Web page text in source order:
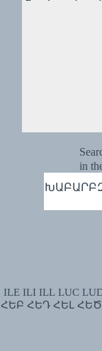
in
ILE ILI ILL LUC
ՀԵԲ ՀԵԴ ՀԵԼ ՀԵԾ